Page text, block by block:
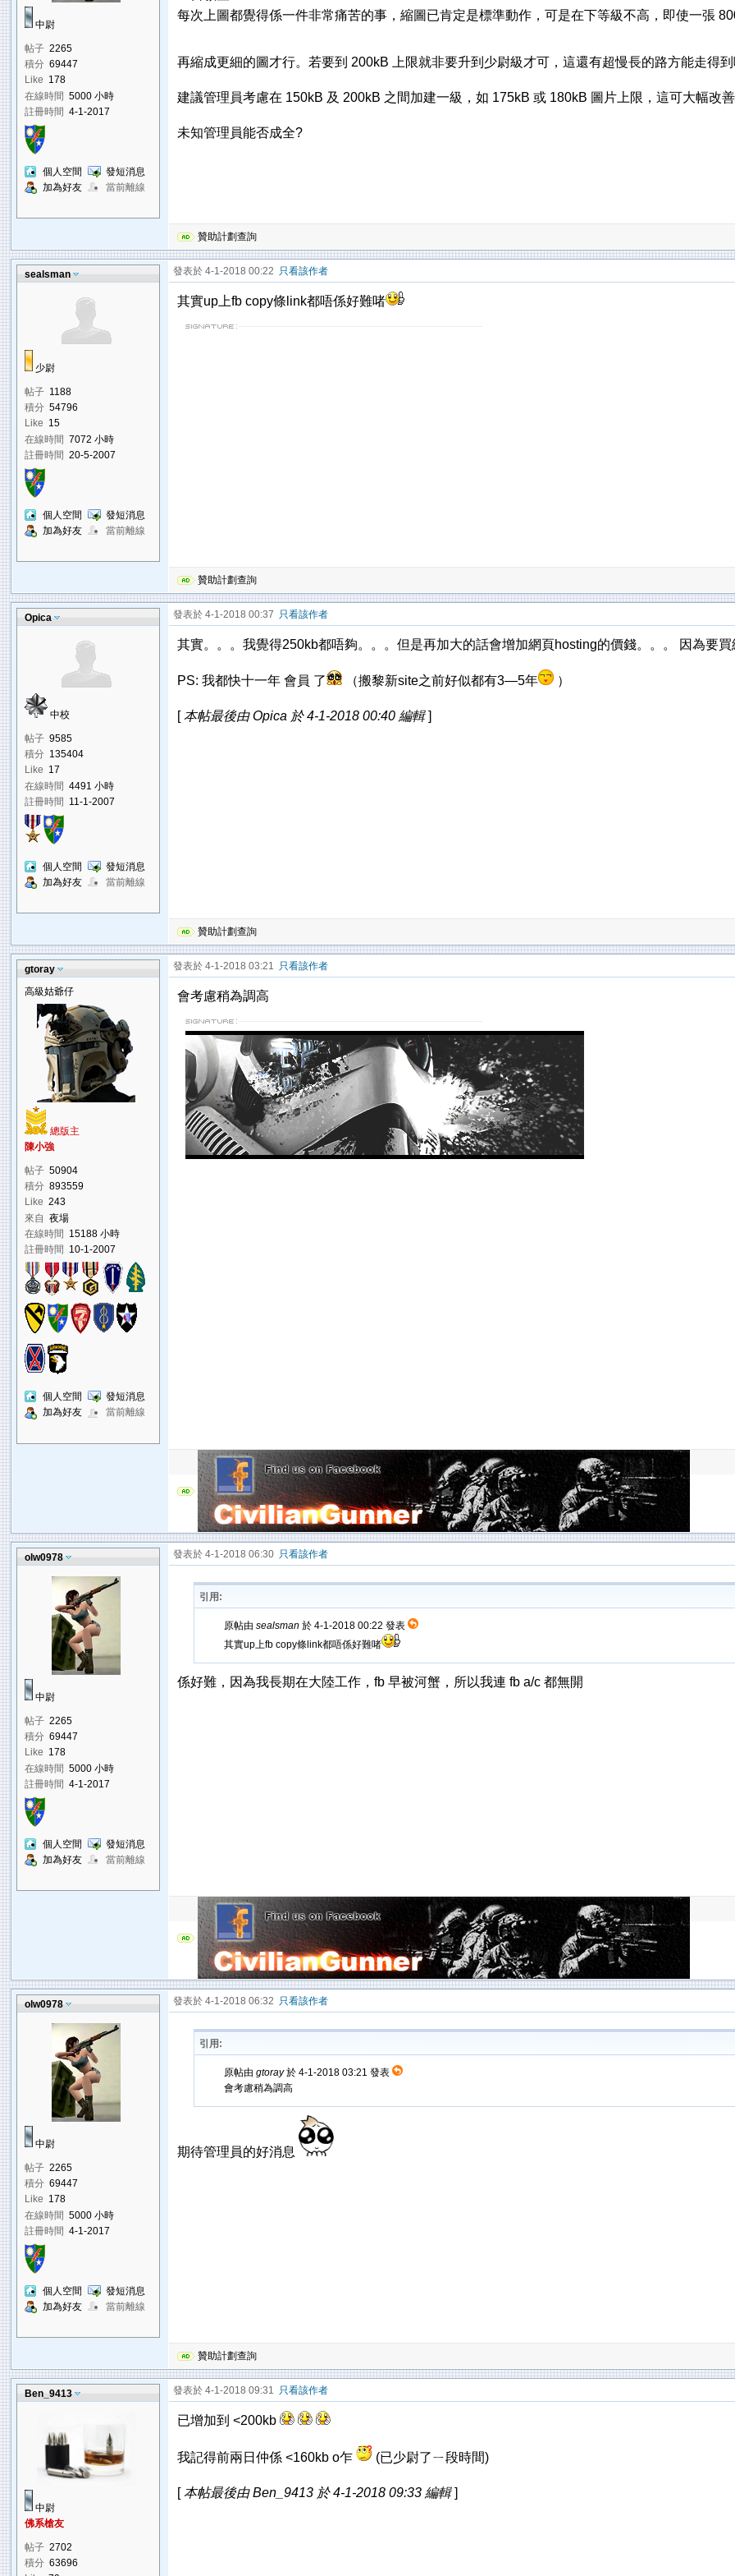
中尉
帖子 2265
積分 69447
Like 178
在線時間 5000 小時
註冊時間 4-1-2017
個人空間
發短消息
加為好友
當前離線
每次上圖都覺得係一件非常痛苦的事，縮圖已肯定是標準動作，可是在下等級不高，即使一張
再縮成更細的圖才行。若要到 200kB 上限就非要升到少尉級才可，這還有超慢長的路方能走得
建議管理員考慮在 150kB 及 200kB 之間加建一級，如 175kB 或 180kB 圖片上限，這可大幅改
未知管理員能否成全?
贊助計劃查詢
sealsman
少尉
帖子 1188
積分 54796
Like 15
在線時間 7072 小時
註冊時間 20-5-2007
個人空間
發短消息
加為好友
當前離線
發表於 4-1-2018 00:22 只看該作者
其實up上fb copy條link都唔係好難啫
贊助計劃查詢
Opica
中校
帖子 9585
積分 135404
Like 17
在線時間 4491 小時
註冊時間 11-1-2007
個人空間
發短消息
加為好友
當前離線
發表於 4-1-2018 00:37 只看該作者
其實。。。我覺得250kb都唔夠。。。但是再加大的話會增加網頁hosting的價錢。。。 因為要
PS: 我都快十一年 會員 了 （搬黎新site之前好似都有3—5年 ）
[本帖最後由 Opica 於 4-1-2018 00:40 編輯]
贊助計劃查詢
gtoray
高級姑爺仔
總版主
陳小強
帖子 50904
積分 893559
Like 243
來自
夜場
在線時間 15188 小時
註冊時間
10-1-2007
個人空間
發短消息
加為好友
當前離線
發表於 4-1-2018 03:21 只看該作者
會考慮稍為調高
olw0978
中尉
帖子 2265
積分 69447
Like 178
在線時間 5000 小時
註冊時間 4-1-2017
個人空間
發短消息
加為好友
當前離線
發表於 4-1-2018 06:30 只看該作者
引用:
原帖由sealsman 於 4-1-2018 00:22 發表
其實up上fb copy條link都唔係好難啫
係好難，因為我長期在大陸工作，fb 早被河蟹，所以我連 fb a/c 都無開
olw0978
中尉
帖子 2265
積分 69447
Like 178
在線時間 5000 小時
註冊時間 4-1-2017
個人空間
發短消息
加為好友
當前離線
發表於 4-1-2018 06:32 只看該作者
引用:
原帖由gtoray於 4-1-2018 03:21 發表
會考慮稍為調高
期待管理員的好消息
贊助計劃查詢
Ben_9413
中尉
佛系槍友
帖子 2702
積分 63696
發表於 4-1-2018 09:31 只看該作者
已增加到 <200kb
我記得前兩日仲係 <160kb o乍 (已少尉了ㄧ段時間)
[本帖最後由 Ben_9413 於 4-1-2018 09:33 編輯]